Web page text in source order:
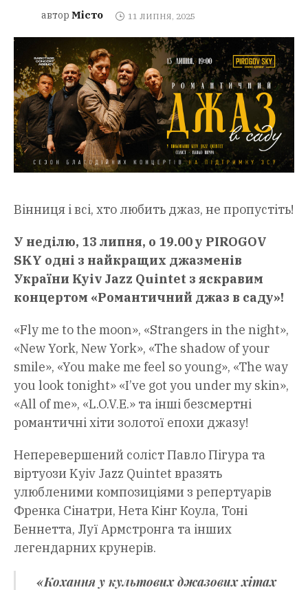
автор Місто 11 ЛИПНЯ, 2025
Вінниця і всі, хто любить джаз, не пропустіть!
У неділю, 13 липня, о 19.00 у PIROGOV
SKY одні з найкращих джазменів
України Kyiv Jazz Quintet з яскравим
концертом «Романтичний джаз в саду»!
«Fly me to the moon», «Strangers in the night»,
«New York, New York», «The shadow of your
smile», «You make me feel so young», «The way
you look tonight» «I’ve got you under my skin»,
«All of me», «L.O.V.E.» та інші безсмертні
романтичні хіти золотої епохи джазу!
Неперевершений соліст Павло Пігура та
віртуози Kyiv Jazz Quintet вразять
улюбленими композиціями з репертуарів
Френка Сінатри, Нета Кінг Коула, Тоні
Беннетта, Луї Армстронга та інших
легендарних крунерів.
«Кохання у культових джазових хітах